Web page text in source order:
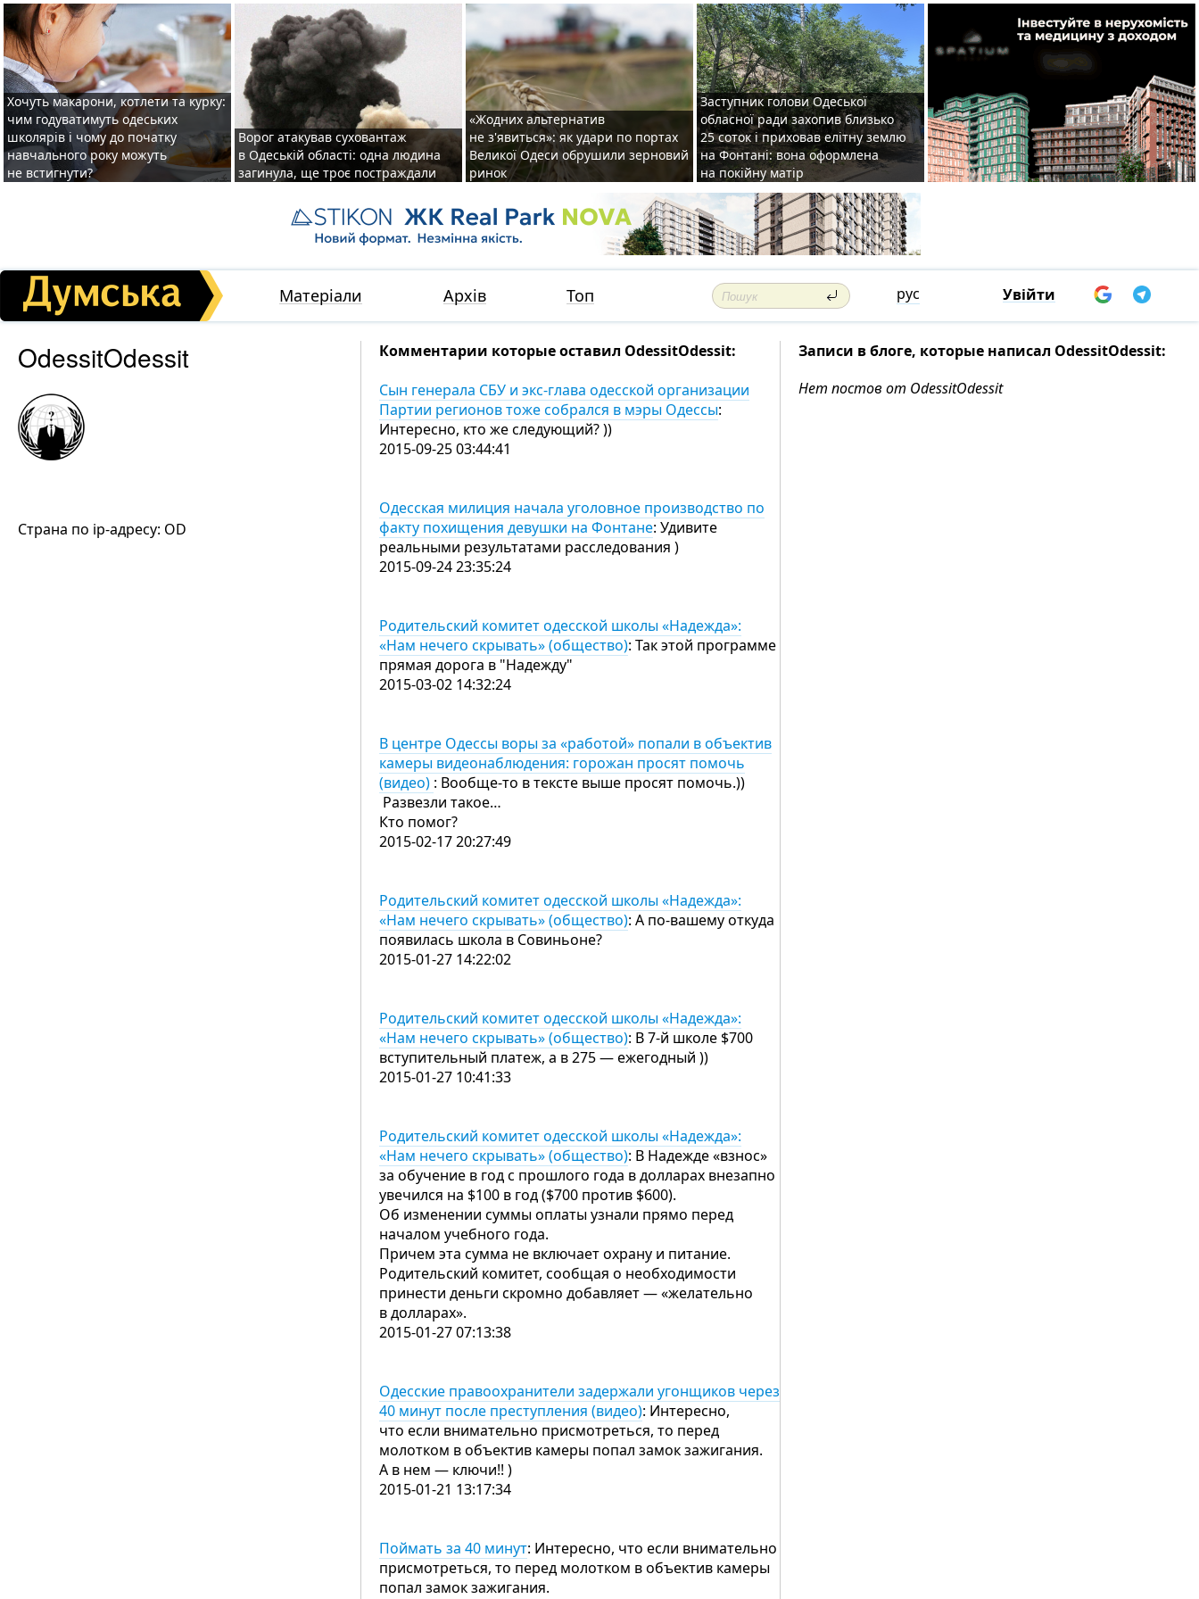
Хочуть макарони, котлети та курку:
чим годуватимуть одеських
школярів і чому до початку
навчального року можуть
не встигнути?
Ворог атакував суховантаж
в Одеській області: одна людина
загинула, ще троє постраждали
«Жодних альтернатив
не з'явиться»: як удари по портах
Великої Одеси обрушили зерновий
ринок
Заступник голови Одеської
обласної ради захопив близько
25 соток і приховав елітну землю
на Фонтані: вона оформлена
на покійну матір
Матеріали Архів Топ рус Увійти
OdessitOdessit
Страна по ip-адресу: OD
Комментарии которые оставил OdessitOdessit:
Сын генерала СБУ и экс-глава одесской организации
Партии регионов тоже собрался в мэры Одессы:
Интересно, кто же следующий? ))
2015-09-25 03:44:41
Одесская милиция начала уголовное производство по
факту похищения девушки на Фонтане: Удивите
реальными результатами расследования )
2015-09-24 23:35:24
Родительский комитет одесской школы «Надежда»:
«Нам нечего скрывать» (общество): Так этой программе
прямая дорога в "Надежду"
2015-03-02 14:32:24
В центре Одессы воры за «работой» попали в объектив
камеры видеонаблюдения: горожан просят помочь
(видео) : Вообще-то в тексте выше просят помочь.))
Развезли такое…
Кто помог?
2015-02-17 20:27:49
Родительский комитет одесской школы «Надежда»:
«Нам нечего скрывать» (общество): А по-вашему откуда
появилась школа в Совиньоне?
2015-01-27 14:22:02
Родительский комитет одесской школы «Надежда»:
«Нам нечего скрывать» (общество): В 7-й школе $700
вступительный платеж, а в 275 — ежегодный ))
2015-01-27 10:41:33
Родительский комитет одесской школы «Надежда»:
«Нам нечего скрывать» (общество): В Надежде «взнос»
за обучение в год с прошлого года в долларах внезапно
увечился на $100 в год ($700 против $600).
Об изменении суммы оплаты узнали прямо перед
началом учебного года.
Причем эта сумма не включает охрану и питание.
Родительский комитет, сообщая о необходимости
принести деньги скромно добавляет — «желательно
в долларах».
2015-01-27 07:13:38
Одесские правоохранители задержали угонщиков через
40 минут после преступления (видео): Интересно,
что если внимательно присмотреться, то перед
молотком в объектив камеры попал замок зажигания.
А в нем — ключи!! )
2015-01-21 13:17:34
Поймать за 40 минут: Интересно, что если внимательно
присмотреться, то перед молотком в объектив камеры
попал замок зажигания.
Записи в блоге, которые написал OdessitOdessit:
Нет постов от OdessitOdessit